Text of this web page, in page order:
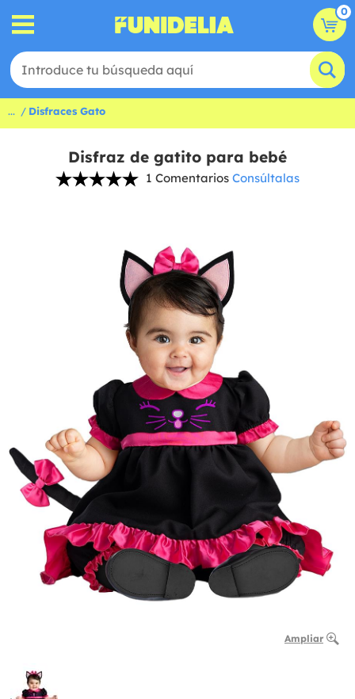
0
... Disfraces Gato
Disfraz de gatito para bebé
1 Comentarios Consúltalas
Ampliar